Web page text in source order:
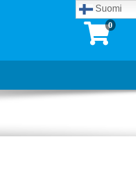
0
Suomi